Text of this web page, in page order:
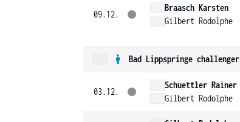
09.12.
Braasch Karsten
Gilbert Rodolphe
Bad Lippspringe challenger
03.12.
Schuettler Rainer
Gilbert Rodolphe